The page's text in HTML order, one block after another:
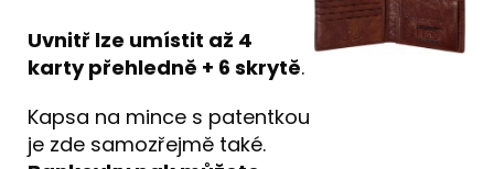
Uvnitř lze umístit až 4
karty přehledně + 6 skrytě.
Kapsa na mince s patentkou
je zde samozřejmě také.